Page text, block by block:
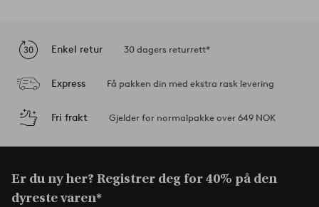
Enkel retur 30 dagers returrett*
Express Få pakken din med ekstra rask levering
Fri frakt Gjelder for normalpakke over 649 NOK
Er du ny her? Registrer deg for 40% på den
dyreste varen*